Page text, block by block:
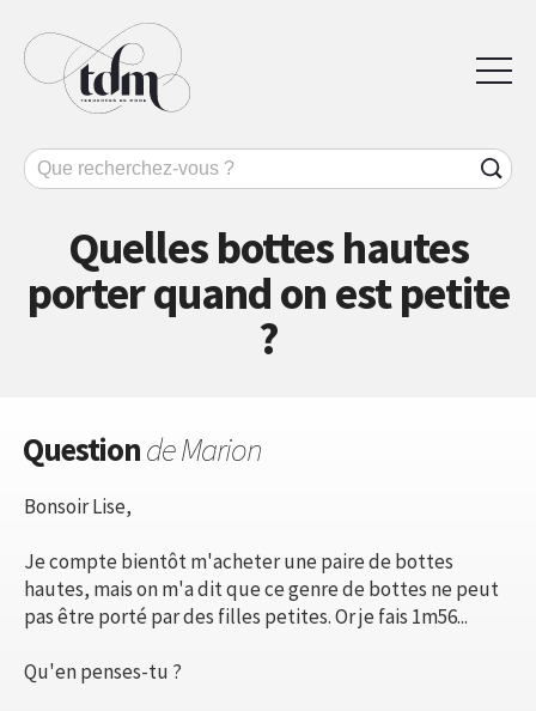
Quelles bottes hautes
porter quand on est petite
?
Questionde Marion
Bonsoir Lise,
Je compte bientôt m'acheter une paire de bottes
hautes, mais on m'a dit que ce genre de bottes ne peut
pas être porté par des filles petites. Or je fais 1m56...
Qu'en penses-tu ?